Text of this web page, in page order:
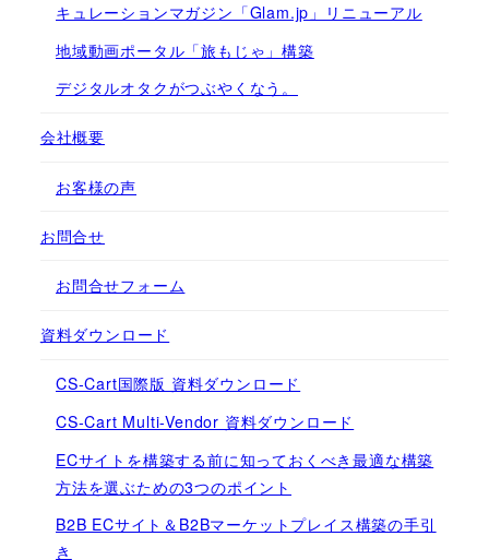
キュレーションマガジン「Glam.jp」リニューアル
地域動画ポータル「旅もじゃ」構築
デジタルオタクがつぶやくなう。
会社概要
お客様の声
お問合せ
お問合せフォーム
資料ダウンロード
CS-Cart国際版 資料ダウンロード
CS-Cart Multi-Vendor 資料ダウンロード
ECサイトを構築する前に知っておくべき最適な構築
方法を選ぶための3つのポイント
B2B ECサイト＆B2Bマーケットプレイス構築の手引
き